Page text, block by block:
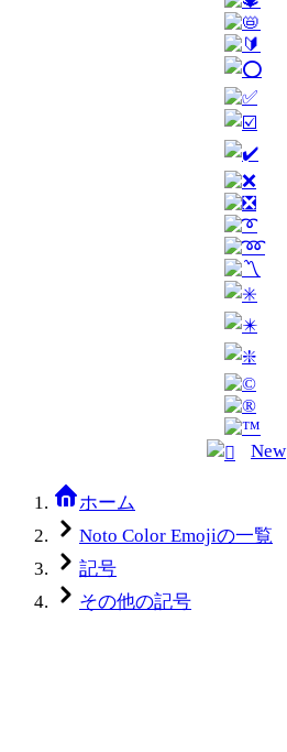
New
ホーム
Noto Color Emojiの一覧
記号
その他の記号